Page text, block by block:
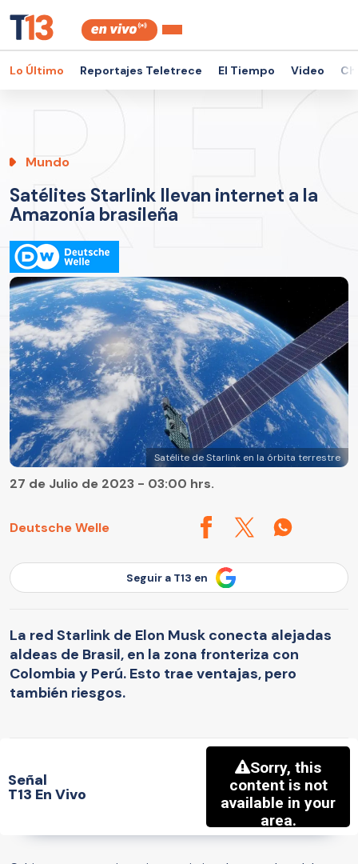
Lo Último Reportajes Teletrece El Tiempo Video
Mundo
Satélites Starlink llevan internet a la
Amazonía brasileña
Satélite de Starlink en la órbita terrestre
Deutsche Welle
27 de Julio de 2023 - 03:00 hrs.
Seguir a T13 en
La red Starlink de Elon Musk conecta alejadas
aldeas de Brasil, en la zona fronteriza con
Colombia y Perú. Esto trae ventajas, pero
también riesgos.
Señal
T13 En Vivo